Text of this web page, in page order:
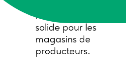
réseau régional
solide pour les
magasins de
producteurs.